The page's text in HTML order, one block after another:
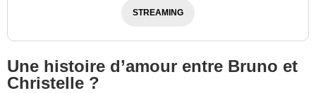
STREAMING
Une histoire d’amour entre Bruno et
Christelle ?